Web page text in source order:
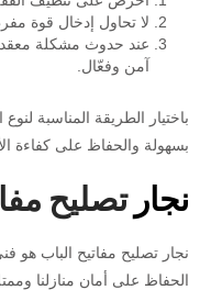
لا تحاول إدخال قوة
عند حدوث مشكلة
آمن وفعّال.
باختيار الطريقة المناسبة
بسهولة والحفاظ على كفاءة
نجار تصليح
نجار تصليح مفاتيح الباب
الحفاظ على أمان منازلنا